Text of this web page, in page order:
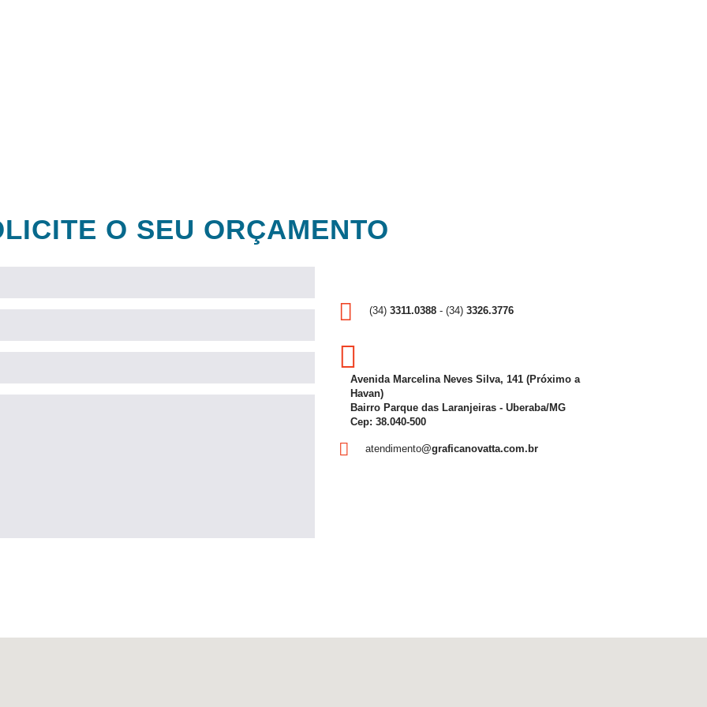
O SEU ORÇAMENTO
(34)3311.0388 - (34)3326.3776
Avenida Marcelina Neves Silva, 141 (Próximo a
Havan)
Bairro Parque das Laranjeiras - Uberaba/MG
Cep: 38.040-500
atendimento@graficanovatta.com.br